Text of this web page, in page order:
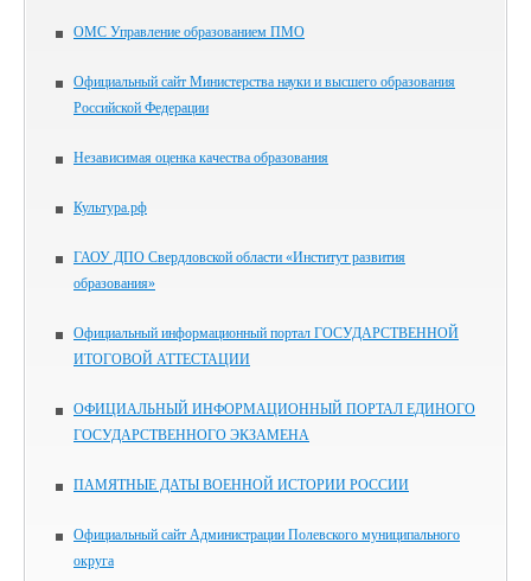
ОМС Управление образованием ПМО
Официальный сайт Министерства науки и высшего образования
Российской Федерации
Независимая оценка качества образования
Культура.рф
ГАОУ ДПО Свердловской области «Институт развития
образования»
Официальный информационный портал ГОСУДАРСТВЕННОЙ
ИТОГОВОЙ АТТЕСТАЦИИ
ОФИЦИАЛЬНЫЙ ИНФОРМАЦИОННЫЙ ПОРТАЛ ЕДИНОГО
ГОСУДАРСТВЕННОГО ЭКЗАМЕНА
ПАМЯТНЫЕ ДАТЫ ВОЕННОЙ ИСТОРИИ РОССИИ
Официальный сайт Администрации Полевского муниципального
округа